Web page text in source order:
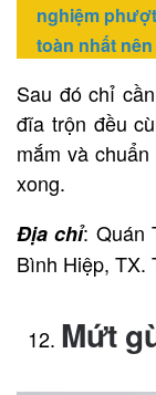
nghiệm
toàn nhất
Sau đó chỉ
đĩa trộn đều
mắm và
xong.
Địa chỉ: Quán
Bình Hiệp, TX.
Mứt